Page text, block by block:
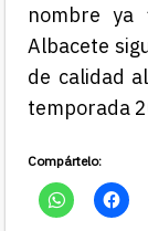
nombre
Albacete
de calidad
temporada
Compártelo: